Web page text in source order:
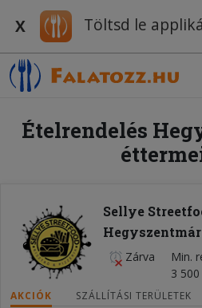
X Töltsd le
Ételrendelés
Sellye
Zárva
Min.
3 500
AKCIÓK SZÁLLÍTÁSI TERÜLETEK